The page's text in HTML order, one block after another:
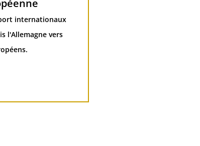
internationaux
l'Allemagne vers